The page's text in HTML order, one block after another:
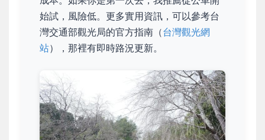
始試，風險低。更多實用資訊，可以參考台
灣交通部觀光局的官方指南（台灣觀光網
站），那裡有即時路況更新。